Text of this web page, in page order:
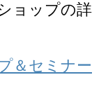
ョップの詳
＆セミナー